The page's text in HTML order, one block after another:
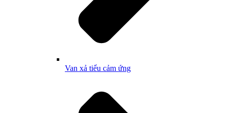
Van xả tiểu cảm ứng